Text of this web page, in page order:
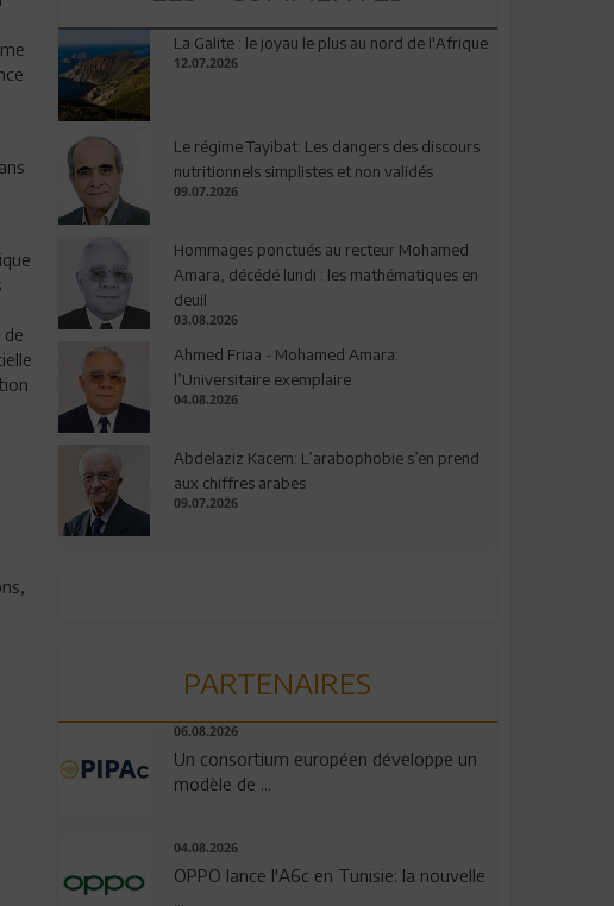
La Galite : le joyau le plus au nord de l'Afrique
12.07.2026
Le régime Tayibat: Les dangers des discours
nutritionnels simplistes et non validés
09.07.2026
Hommages ponctués au recteur Mohamed
Amara, décédé lundi : les mathématiques en
deuil
03.08.2026
Ahmed Friaa - Mohamed Amara:
l’Universitaire exemplaire
04.08.2026
Abdelaziz Kacem: L’arabophobie s’en prend
aux chiffres arabes
09.07.2026
PARTENAIRES
06.08.2026
Un consortium européen développe un
modèle de ...
04.08.2026
OPPO lance l'A6c en Tunisie: la nouvelle